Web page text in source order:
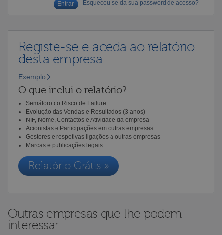
Esqueceu-se da sua password de acesso?
Registe-se e aceda ao relatório
desta empresa
Exemplo
O que inclui o relatório?
Semáforo do Risco de Failure
Evolução das Vendas e Resultados (3 anos)
NIF, Nome, Contactos e Atividade da empresa
Acionistas e Participações em outras empresas
Gestores e respetivas ligações a outras empresas
Marcas e publicações legais
Relatório Grátis »
Outras empresas que lhe podem
interessar